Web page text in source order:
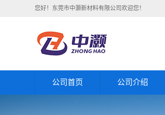
您好！东莞市中灏新材料有限公司欢迎您！
公司首页 公司介绍